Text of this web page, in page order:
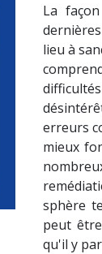
La
lieu à
erreurs
mieux
sphère
peut
qu'il y